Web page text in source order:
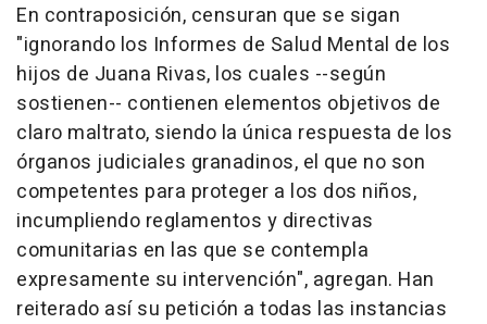
En contraposición, censuran que se sigan
"ignorando los Informes de Salud Mental de los
hijos de Juana Rivas, los cuales --según
sostienen-- contienen elementos objetivos de
claro maltrato, siendo la única respuesta de los
órganos judiciales granadinos, el que no son
competentes para proteger a los dos niños,
incumpliendo reglamentos y directivas
comunitarias en las que se contempla
expresamente su intervención", agregan. Han
reiterado así su petición a todas las instancias